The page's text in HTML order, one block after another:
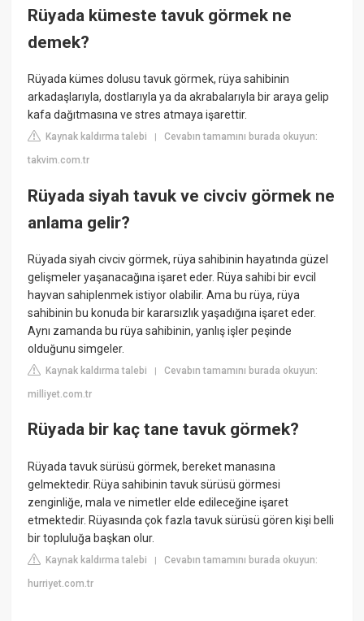
Rüyada kümeste tavuk görmek ne
demek?
Rüyada kümes dolusu tavuk görmek, rüya sahibinin
arkadaşlarıyla, dostlarıyla ya da akrabalarıyla bir araya gelip
kafa dağıtmasına ve stres atmaya işarettir.
Kaynak kaldırma talebi |Cevabın tamamını burada okuyun:
takvim.com.tr
Rüyada siyah tavuk ve civciv görmek ne
anlama gelir?
Rüyada siyah civciv görmek, rüya sahibinin hayatında güzel
gelişmeler yaşanacağına işaret eder. Rüya sahibi bir evcil
hayvan sahiplenmek istiyor olabilir. Ama bu rüya, rüya
sahibinin bu konuda bir kararsızlık yaşadığına işaret eder.
Aynı zamanda bu rüya sahibinin, yanlış işler peşinde
olduğunu simgeler.
Kaynak kaldırma talebi |Cevabın tamamını burada okuyun:
milliyet.com.tr
Rüyada bir kaç tane tavuk görmek?
Rüyada tavuk sürüsü görmek, bereket manasına
gelmektedir. Rüya sahibinin tavuk sürüsü görmesi
zenginliğe, mala ve nimetler elde edileceğine işaret
etmektedir. Rüyasında çok fazla tavuk sürüsü gören kişi belli
bir topluluğa başkan olur.
Kaynak kaldırma talebi |Cevabın tamamını burada okuyun:
hurriyet.com.tr